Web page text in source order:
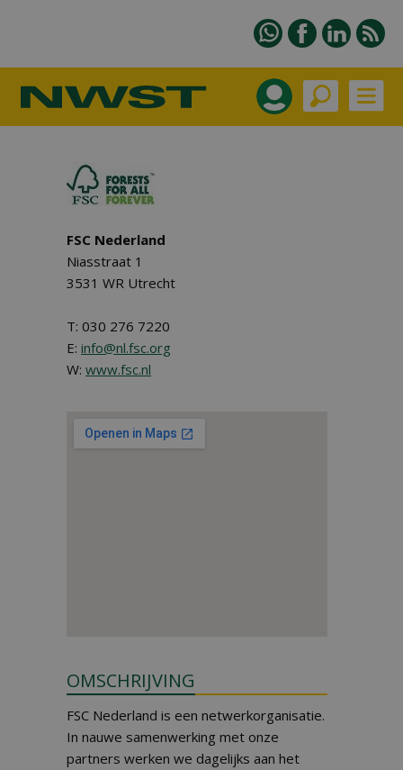
FSC Nederland
Niasstraat 1
3531 WR Utrecht
T: 030 276 7220
E: info@nl.fsc.org
W: www.fsc.nl
OMSCHRIJVING
FSC Nederland is een netwerkorganisatie.
In nauwe samenwerking met onze
partners werken we dagelijks aan het